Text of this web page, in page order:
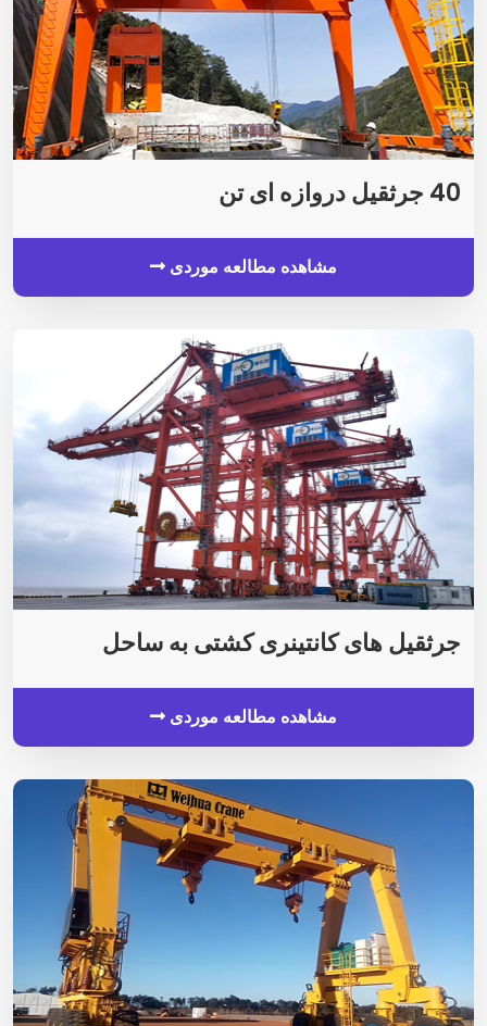
40 جرثقیل دروازه ای تن
مشاهده مطالعه موردی
جرثقیل های کانتینری کشتی به ساحل
مشاهده مطالعه موردی